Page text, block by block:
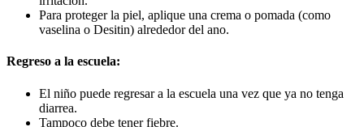
Para proteger la piel, aplique una crema o pomada (como
vaselina o Desitin) alrededor del ano.
Regreso a la escuela:
El niño puede regresar a la escuela una vez que ya no tenga
diarrea.
Tampoco debe tener fiebre.